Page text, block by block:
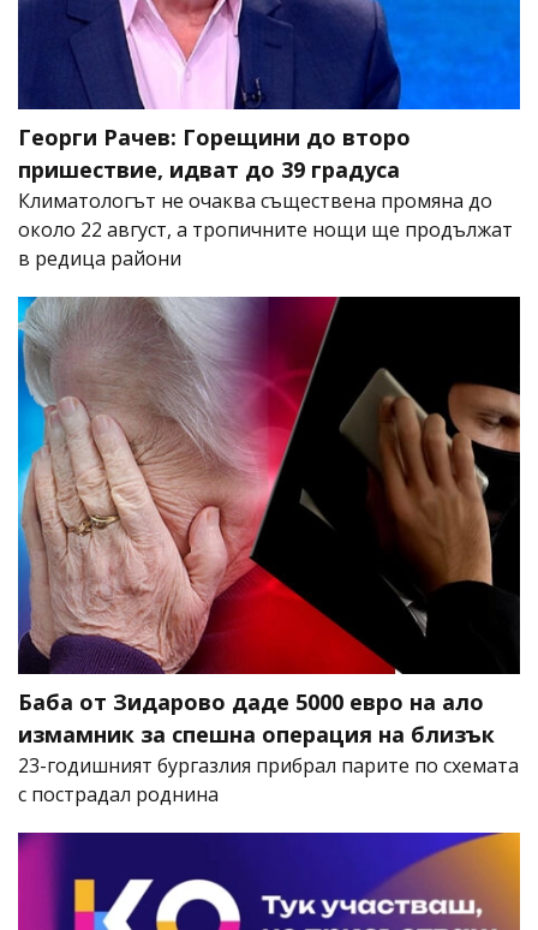
Георги Рачев: Горещини до второ
пришествие, идват до 39 градуса
Климатологът не очаква съществена промяна до
около 22 август, а тропичните нощи ще продължат
в редица райони
Баба от Зидарово даде 5000 евро на ало
измамник за спешна операция на близък
23-годишният бургазлия прибрал парите по схемата
с пострадал роднина